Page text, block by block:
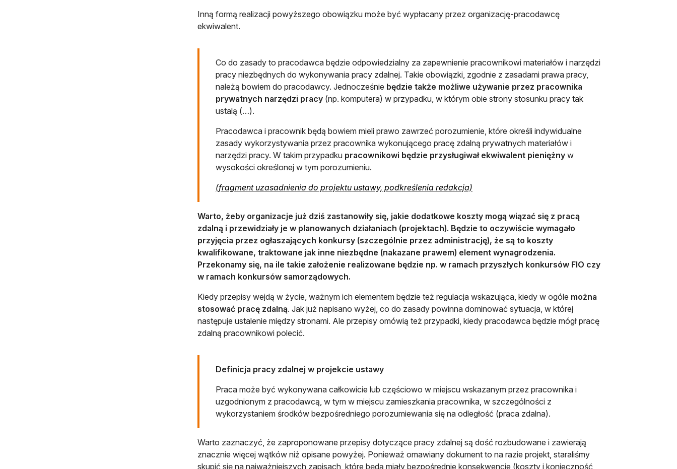
Inną formą realizacji powyższego obowiązku może być wypłacany przez organizację-pracodawcę
ekwiwalent.
Co do zasady to pracodawca będzie odpowiedzialny za zapewnienie pracownikowi materiałów i narzędzi
pracy niezbędnych do wykonywania pracy zdalnej. Takie obowiązki, zgodnie z zasadami prawa pracy,
należą bowiem do pracodawcy. Jednocześnie będzie także możliwe używanie przez pracownika
prywatnych narzędzi pracy (np. komputera) w przypadku, w którym obie strony stosunku pracy tak
ustalą (…).
Pracodawca i pracownik będą bowiem mieli prawo zawrzeć porozumienie, które określi indywidualne
zasady wykorzystywania przez pracownika wykonującego pracę zdalną prywatnych materiałów i
narzędzi pracy. W takim przypadku pracownikowi będzie przysługiwał ekwiwalent pieniężny w
wysokości określonej w tym porozumieniu.
(fragment uzasadnienia do projektu ustawy, podkreślenia redakcja)
Warto, żeby organizacje już dziś zastanowiły się, jakie dodatkowe koszty mogą wiązać się z pracą
zdalną i przewidziały je w planowanych działaniach (projektach). Będzie to oczywiście wymagało
przyjęcia przez ogłaszających konkursy (szczególnie przez administrację), że są to koszty
kwalifikowane, traktowane jak inne niezbędne (nakazane prawem) element wynagrodzenia.
Przekonamy się, na ile takie założenie realizowane będzie np. w ramach przyszłych konkursów FIO czy
w ramach konkursów samorządowych.
Kiedy przepisy wejdą w życie, ważnym ich elementem będzie też regulacja wskazująca, kiedy w ogóle można
stosować pracę zdalną. Jak już napisano wyżej, co do zasady powinna dominować sytuacja, w której
następuje ustalenie między stronami. Ale przepisy omówią też przypadki, kiedy pracodawca będzie mógł pracę
zdalną pracownikowi polecić.
Definicja pracy zdalnej w projekcie ustawy
Praca może być wykonywana całkowicie lub częściowo w miejscu wskazanym przez pracownika i
uzgodnionym z pracodawcą, w tym w miejscu zamieszkania pracownika, w szczególności z
wykorzystaniem środków bezpośredniego porozumiewania się na odległość (praca zdalna).
Warto zaznaczyć, że zaproponowane przepisy dotyczące pracy zdalnej są dość rozbudowane i zawierają
znacznie więcej wątków niż opisane powyżej. Ponieważ omawiany dokument to na razie projekt, staraliśmy
skupić się na najważniejszych zapisach, które będą miały bezpośrednie konsekwencje (koszty i konieczność